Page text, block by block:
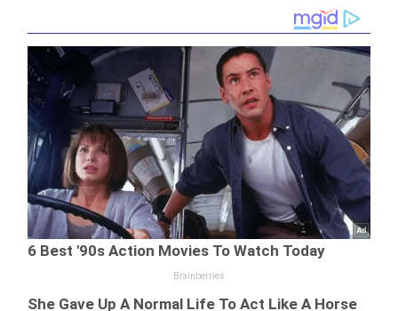
cannabis, săltaţi
de mascaţi!
pentru deţinere
de droguri. A
ajuns direct în
penitenciar!